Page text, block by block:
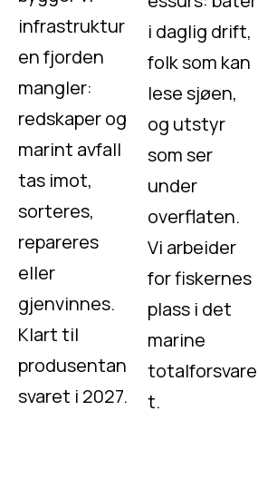
infrastruktur
en fjorden
mangler:
redskaper og
marint avfall
tas imot,
sorteres,
repareres
eller
gjenvinnes.
Klart til
produsentan
svaret i 2027.
i daglig drift,
folk som kan
lese sjøen,
og utstyr
som ser
under
overflaten.
Vi arbeider
for fiskernes
plass i det
marine
totalforsvare
t.